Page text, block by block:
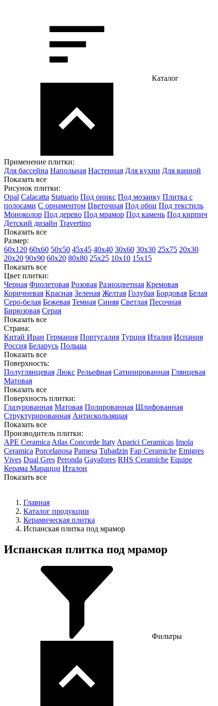
Каталог
Применение плитки:
Для бассейна Напольная Настенная Для кухни Для ванной
Показать все
Рисунок плитки:
Opal Calacatta Statuario Под оникс Под мозаику Плитка с
полосами С орнаментом Цветочная Под обои Под текстиль
Моноколор Под дерево Под мрамор Под камень Под кирпич
Детский дизайн Travertino
Показать все
Размер:
60х120 60х60 50х50 45х45 40х40 30х60 30х30 25х75 20х30
20х20 90х90 60х20 80х80 25x25 10х10 15х15
Показать все
Цвет плитки:
Черная Фиолетовая Розовая Разноцветная Кремовая
Коричневая Красная Зеленая Желтая Голубая Бордовая Белая
Cеро-белая Бежевая Темная Синяя Светлая Песочная
Бирюзовая Серая
Показать все
Страна:
Китай Иран Германия Португалия Турция Италия Испания
Россия Беларусь Польша
Показать все
Поверхность:
Полуглянцевая Люкс Рельефная Сатинированная Глянцевая
Матовая
Показать все
Поверхность плитки:
Глазурованная Матовая Полированная Шлифованная
Структурированная Антискользящая
Показать все
Производитель плитки:
APE Ceramica Atlas Concorde Itaty Aparici Ceramicas Imola
Ceramica Porcelanosa Pamesa Tubadzin Fap Ceramiche Emigres
Vives Dual Gres Peronda Gayafores RHS Ceramiche Equipe
Керама Марацци Италон
Показать все
Главная
Каталог продукции
Керамическая плитка
Испанская плитка под мрамор
Испанская плитка под мрамор
Фильтры